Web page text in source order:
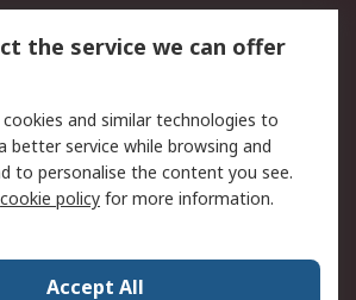
데이터 보호
그룹사 RS Group에 대해
회사 소개
the service we can offer
and similar technologies to
better service while browsing and
to personalise the content you see.
cookie policy for more information.
Accept All